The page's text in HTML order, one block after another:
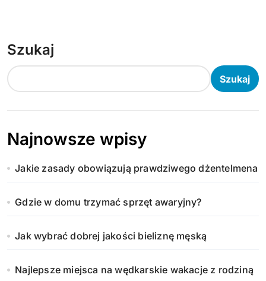
Szukaj
Szukaj
Najnowsze wpisy
Jakie zasady obowiązują prawdziwego dżentelmena
Gdzie w domu trzymać sprzęt awaryjny?
Jak wybrać dobrej jakości bieliznę męską
Najlepsze miejsca na wędkarskie wakacje z rodziną